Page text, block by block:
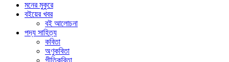
মনের মুকুরে
বইয়ের খবর
বই আলোচনা
পদ্য সাহিত্য
কবিতা
অণুকবিতা
গীতিকবিতা